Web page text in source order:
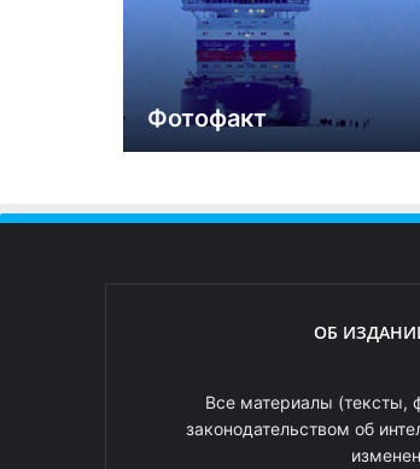
Фотофакт
ОБ
Все материалы (тексты,
законодательством об